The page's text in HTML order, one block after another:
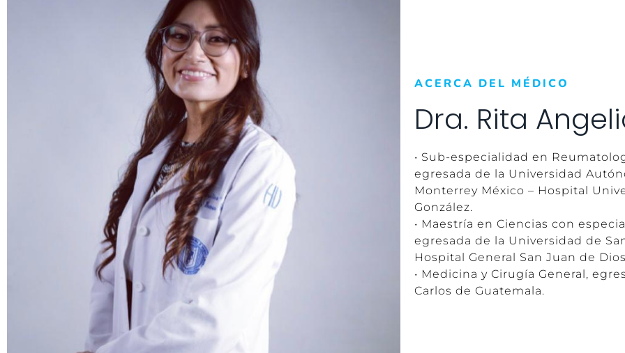
ACERCA DEL MÉDICO
Dra. Rita
• Sub-especialidad en
egresada de la Universidad
Monterrey México – Hospital
González.
• Maestría en Ciencias con
egresada de la Universidad de
Hospital General San Juan de
• Medicina y Cirugía General,
Carlos de Guatemala.